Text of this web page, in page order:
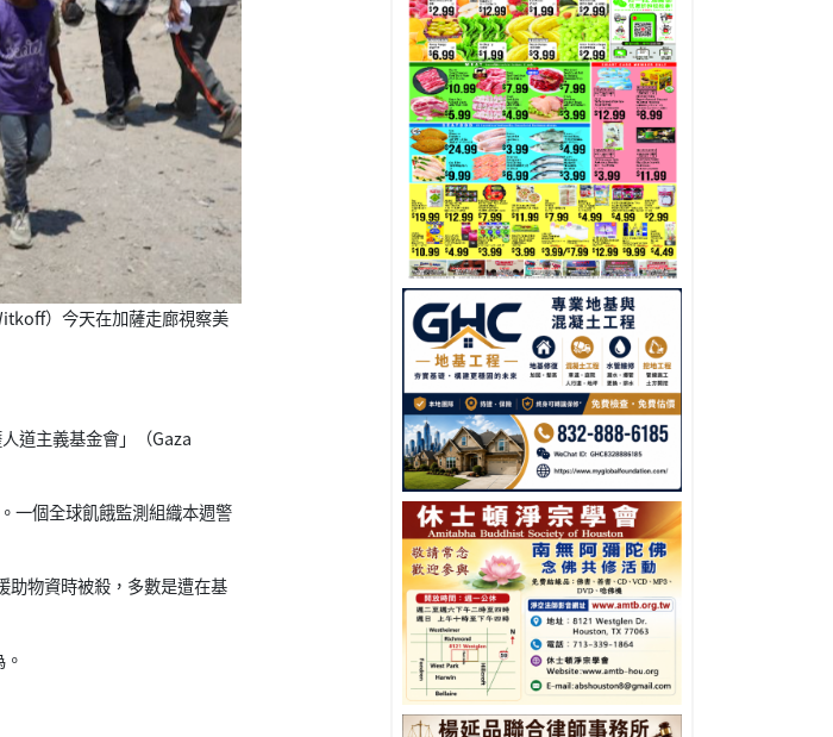
）今天在加薩走廊視察美
道主義基金會」（Gaza
一個全球飢餓監測組織本週警
助物資時被殺， 多數是遭在基